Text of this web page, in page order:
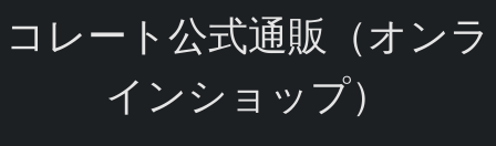
コレート公式通販（オンラ
インショップ）